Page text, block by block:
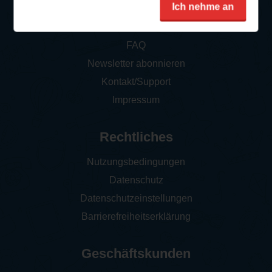
Ich nehme an
FAQ
Newsletter abonnieren
Kontakt/Support
Impressum
Rechtliches
Nutzungsbedingungen
Datenschutz
Datenschutzeinstellungen
Barrierefreiheitserklärung
Geschäftskunden